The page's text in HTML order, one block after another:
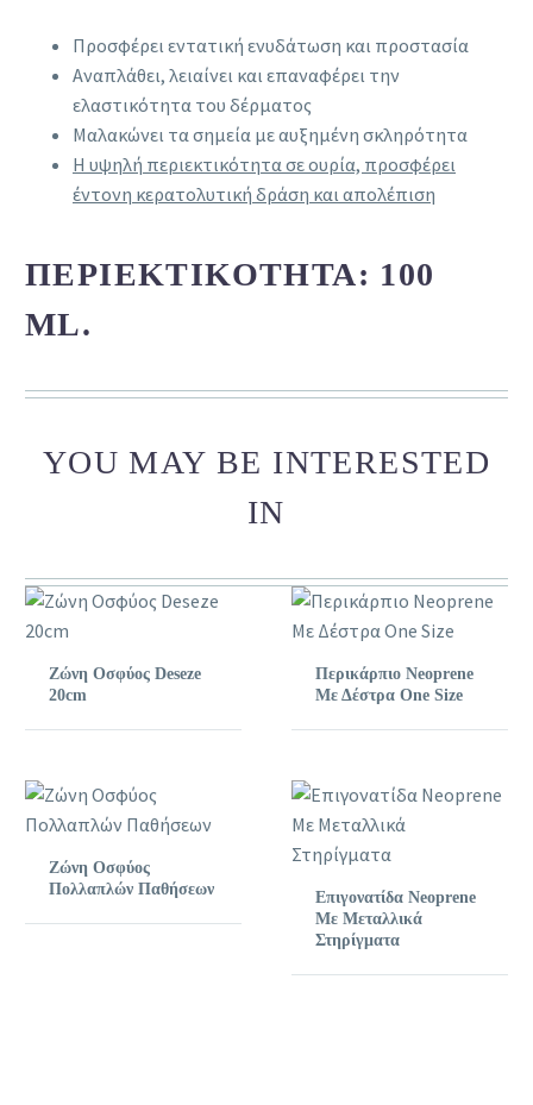
Προσφέρει εντατική ενυδάτωση και προστασία
Αναπλάθει, λειαίνει και επαναφέρει την
ελαστικότητα του δέρματος
Μαλακώνει τα σημεία με αυξημένη σκληρότητα
Η υψηλή περιεκτικότητα σε ουρία, προσφέρει
έντονη κερατολυτική δράση και απολέπιση
ΠΕΡΙΕΚΤΙΚΌΤΗΤΑ: 100
ML.
YOU MAY BE INTERESTED
IN
Ζώνη Οσφύος Deseze
20cm
Περικάρπιο Neoprene
Με Δέστρα One Size
Ζώνη Οσφύος
Πολλαπλών Παθήσεων
Επιγονατίδα Neoprene
Με Μεταλλικά
Στηρίγματα